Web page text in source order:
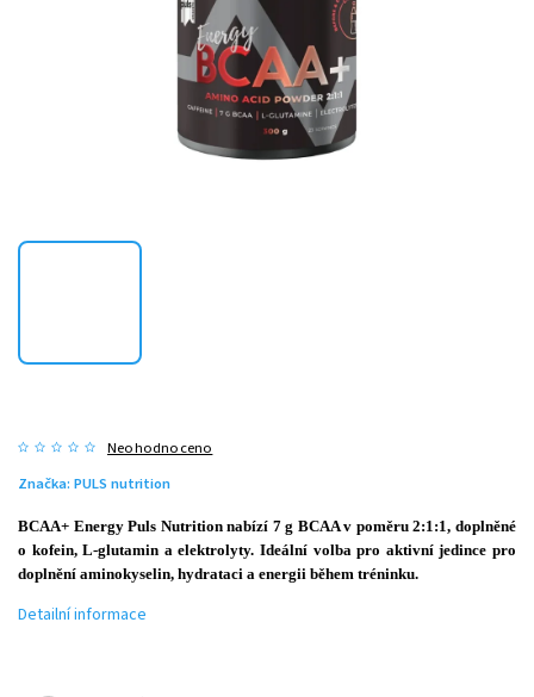
Neohodnoceno
Značka: PULS nutrition
BCAA+ Energy Puls Nutrition nabízí 7 g BCAA v poměru 2:1:1, doplněné
o kofein, L-glutamin a elektrolyty. Ideální volba pro aktivní jedince pro
doplnění aminokyselin, hydrataci a energii během tréninku.
Detailní informace